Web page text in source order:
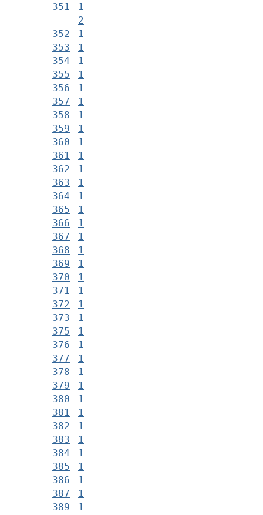
351
1
2
352
1
353
1
354
1
355
1
356
1
357
1
358
1
359
1
360
1
361
1
362
1
363
1
364
1
365
1
366
1
367
1
368
1
369
1
370
1
371
1
372
1
373
1
375
1
376
1
377
1
378
1
379
1
380
1
381
1
382
1
383
1
384
1
385
1
386
1
387
1
389
1